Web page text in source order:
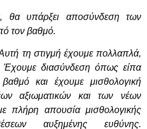
θα υπάρξει αποσύνδεση των
τον βαθμό.
τη στιγμή έχουμε πολλαπλά,
Έχουμε διασύνδεση όπως είπα
και έχουμε μισθολογική
αξιωματικών και των νέων
πλήρη απουσία μισθολογικής
αυξημένης ευθύνης.